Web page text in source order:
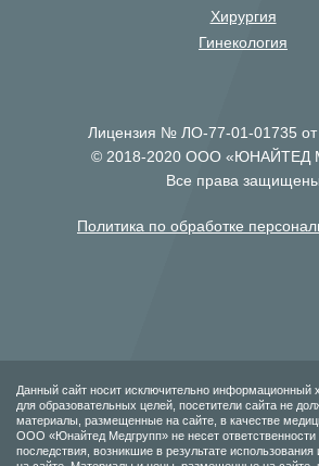
Хирургия
Гинекология
Лицензия № ЛО-77-01-01735 от
© 2018-2020 ООО «ЮНАЙТЕД
Все права защищены
Политика по обработке
Данный сайт носит исключительно информационный
для образовательных целей, посетители сайта не
материалы, размещенные на сайте, в качестве
ООО «Юнайтед Медгрупп» не несет
последствия, возникшие в результате